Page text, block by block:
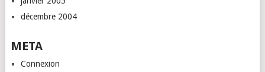
décembre 2004
META
Connexion